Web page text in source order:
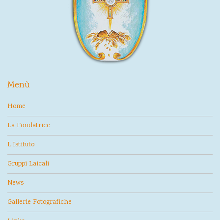
Menù
Home
La Fondatrice
L’Istituto
Gruppi Laicali
News
Gallerie Fotografiche